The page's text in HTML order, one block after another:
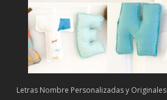
Letras Nombre Personalizadas y Originales